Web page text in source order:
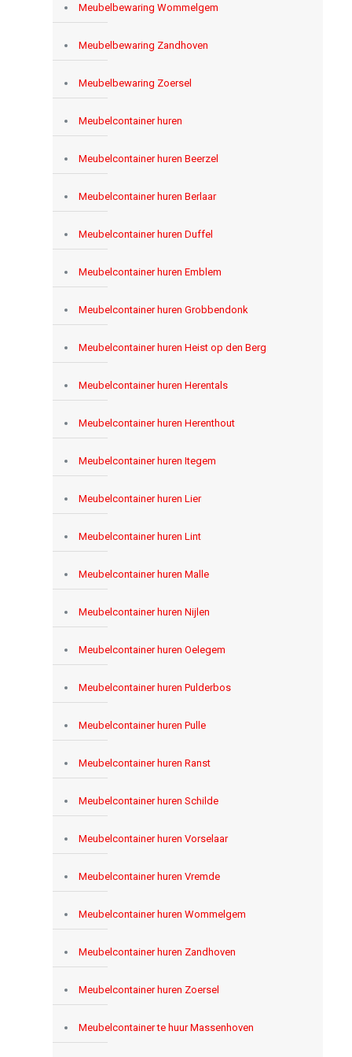
Meubelbewaring Wommelgem
Meubelbewaring Zandhoven
Meubelbewaring Zoersel
Meubelcontainer huren
Meubelcontainer huren Beerzel
Meubelcontainer huren Berlaar
Meubelcontainer huren Duffel
Meubelcontainer huren Emblem
Meubelcontainer huren Grobbendonk
Meubelcontainer huren Heist op den Berg
Meubelcontainer huren Herentals
Meubelcontainer huren Herenthout
Meubelcontainer huren Itegem
Meubelcontainer huren Lier
Meubelcontainer huren Lint
Meubelcontainer huren Malle
Meubelcontainer huren Nijlen
Meubelcontainer huren Oelegem
Meubelcontainer huren Pulderbos
Meubelcontainer huren Pulle
Meubelcontainer huren Ranst
Meubelcontainer huren Schilde
Meubelcontainer huren Vorselaar
Meubelcontainer huren Vremde
Meubelcontainer huren Wommelgem
Meubelcontainer huren Zandhoven
Meubelcontainer huren Zoersel
Meubelcontainer te huur Massenhoven